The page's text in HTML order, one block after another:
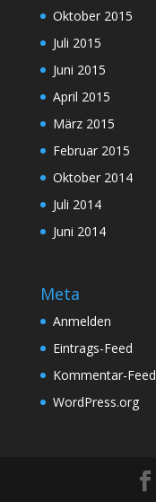
Oktober 2015
Juli 2015
Juni 2015
April 2015
März 2015
Februar 2015
Oktober 2014
Juli 2014
Juni 2014
Meta
Anmelden
Eintrags-Feed
Kommentar-Feed
WordPress.org